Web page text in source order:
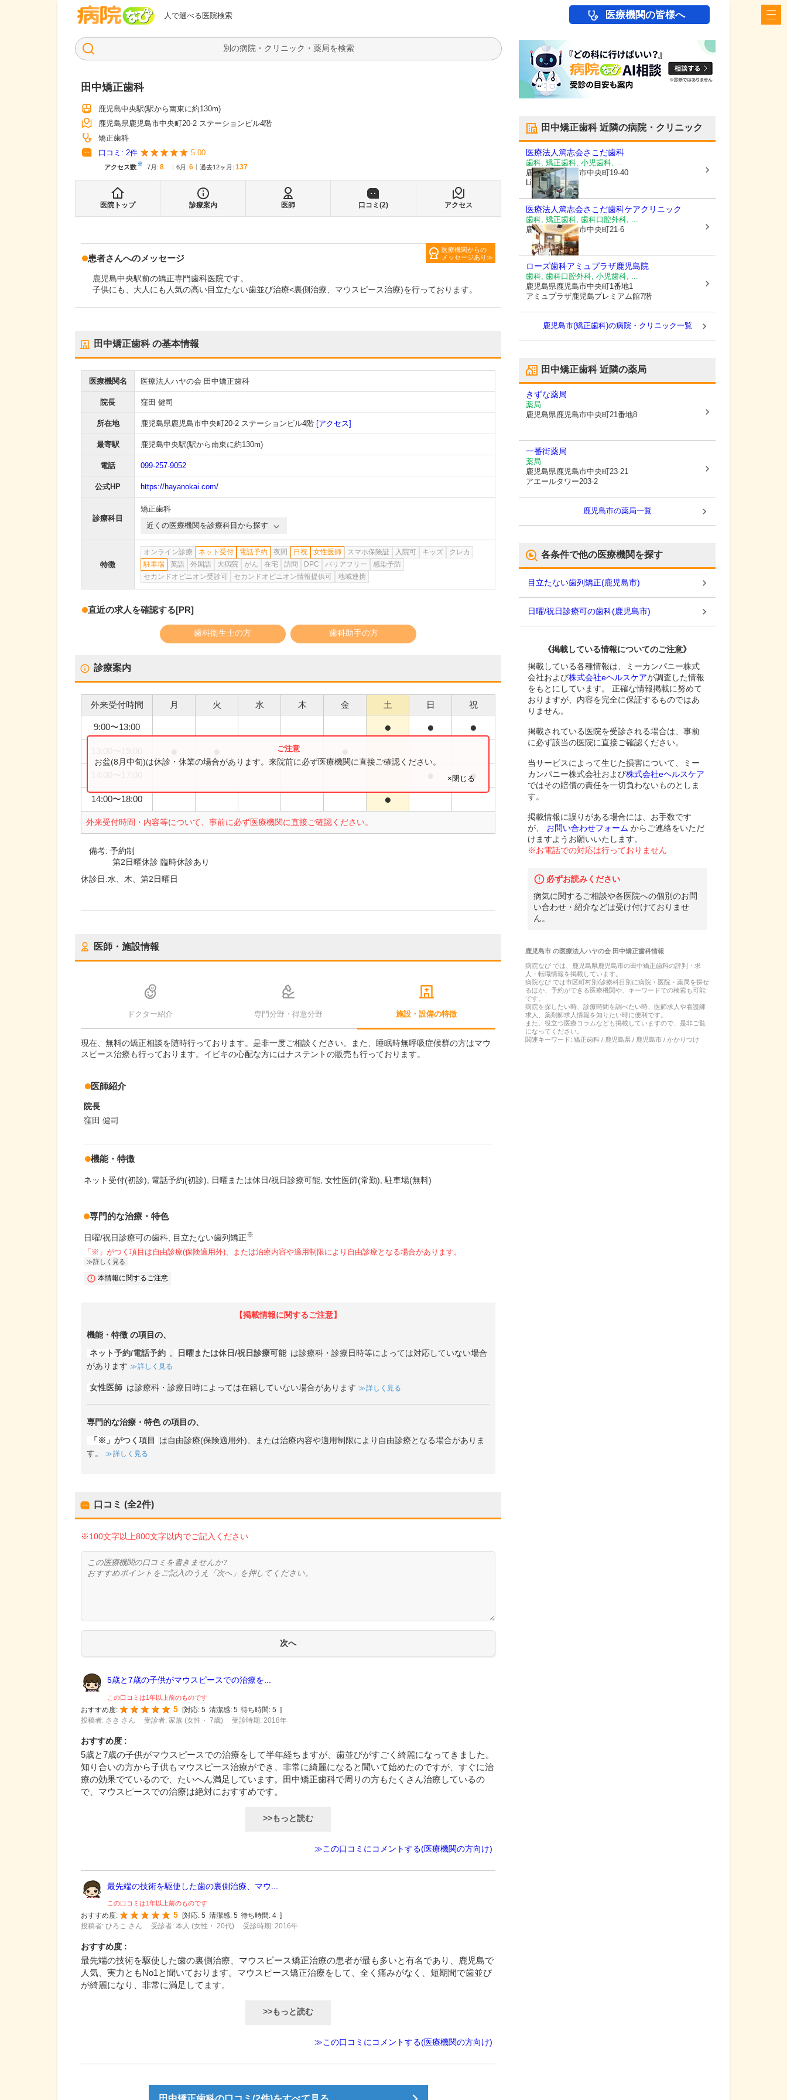
人で選べる医院検索
病院なび 医療機関の皆様へ
検索
田中矯正歯科
鹿児島中央駅(駅から南東に約130m)
鹿児島県鹿児島市中央町20-2 ステーションビル4階
矯正歯科
口コミ: 2件 5.00
アクセス数※ 7月 : 8 6月 : 6 過去12ヶ月: 137
医院トップ 診療案内 医師 口コミ(2) アクセス
医療機関からの
メッセージあり
患者さんへのメッセージ
鹿児島中央駅前の矯正専門歯科医院です。
子供にも、大人にも人気の高い目立たない歯並び治療<裏側治療、マウスピース治療)を行っております。
田中矯正歯科の基本情報
医療機関名 医療法人ハヤの会 田中矯正歯科
院長 窪田 健司
所在地 鹿児島県鹿児島市中央町20-2 ステーションビル4階 [アクセス]
最寄駅 鹿児島中央駅(駅から南東に約130m)
電話 099-257-9052
公式HP https://hayanokai.com/
診療科目
矯正歯科
近くの医療機関を診療科目から探す
特徴
オンライン診療 ネット受付 電話予約 夜間 日祝 女性医師 スマホ保険証 入院可 キッズ
クレカ
駐車場
英語 外国語 大病院 がん 在宅 訪問 DPC バリアフリー
感染予防
セカンドオピニオン受診可
セカンドオピニオン情報提供可 地域連携
直近の求人を確認する[PR]
歯科衛生士の方 歯科助手の方
診療案内
外来受付時間 月 火 水 木 金 土 日 祝
9:00〜13:00 ● ● ●
●
14:00〜18:00 ●
外来受付時間・内容等について、事前に必ず医療機関に直接ご確認ください。
お盆(8月中旬)は休診・休業の場合があります。来院前に必ず医療機関に直接ご確認ください。
×閉じる
備考:予約制
第2日曜休診 臨時休診あり
休診日:水、木、第2日曜日
医師・施設情報
ドクター紹介 専門分野・得意分野 施設・設備の特徴
現在、無料の矯正相談を随時行っております。是非一度ご相談ください。また、睡眠時無呼吸症候群の方はマウ
スピース治療も行っております。イビキの心配な方にはナステントの販売も行っております。
医師紹介
院長
窪田 健司
機能・特徴
ネット受付(初診) 電話予約(初診) 日曜または休日/祝日診療可能 女性医師(常勤) 駐車場(無料)
専門的な治療・特色
日曜/祝日診療可の歯科 目立たない歯列矯正※
「※」がつく項目は自由診療(保険適用外)、または治療内容や適用制限により自由診療となる場合があります。
詳しく見る
本情報に関するご注意
【掲載情報に関するご注意】
機能・特徴 の項目の、
ネット予約/電話予約 , 日曜または休日/祝日診療可能 は診療科・診療日時等によっては対応していない場合
があります
詳しく見る
女性医師 は診療科・診療日時によっては在籍していない場合があります 詳しく見る
専門的な治療・特色の項目の、
「※」がつく項目
は自由診療(保険適用外)、または治療内容や適用制限により自由診療となる場合がありま
す。
詳しく見る
口コミ (全2件)
※100文字以上800文字以内でご記入ください
5歳と7歳の子供がマウスピースでの治療を...
この口コミは1年以上前のものです
おすすめ度:
5 [対応: 5 清潔感: 5 待ち時間: 5 ]
投稿者: さき さん
受診者: 家族 (女性・ 7歳) 受診時期: 2018年
おすすめ度 :
5歳と7歳の子供がマウスピースでの治療をして半年経ちますが、歯並びがすごく綺麗になってきました。
知り合いの方から子供もマウスピース治療ができ、非常に綺麗になると聞いて始めたのですが、すぐに治
療の効果でているので、たいへん満足しています。田中矯正歯科で周りの方もたくさん治療しているの
で、マウスピースでの治療は絶対におすすめです。
>>もっと読む
≫この口コミにコメントする(医療機関の方向け)
最先端の技術を駆使した歯の裏側治療、マウ...
この口コミは1年以上前のものです
おすすめ度:
5 [対応: 5 清潔感: 5 待ち時間: 4 ]
投稿者: ひろこ さん
受診者: 本人 (女性・ 20代) 受診時期: 2016年
おすすめ度 :
最先端の技術を駆使した歯の裏側治療、マウスピース矯正治療の患者が最も多いと有名であり、鹿児島で
人気、実力ともNo1と聞いております。マウスピース矯正治療をして、全く痛みがなく、短期間で歯並び
が綺麗になり、非常に満足してます。
>>もっと読む
≫この口コミにコメントする(医療機関の方向け)
田中矯正歯科近隣の病院・クリニック
医療法人篤志会さこだ歯科
歯科, 矯正歯科, 小児歯科, ...
鹿児島県鹿児島市中央町19-40
Li-Ka1920 6F
医療法人篤志会さこだ歯科ケアクリニック
歯科, 矯正歯科, 歯科口腔外科, ...
鹿児島県鹿児島市中央町21-6
ローズ歯科アミュプラザ鹿児島院
歯科, 歯科口腔外科, 小児歯科, ...
鹿児島県鹿児島市中央町1番地1
アミュプラザ鹿児島プレミアム館7階
鹿児島市(矯正歯科)の病院・クリニック一覧
田中矯正歯科近隣の薬局
きずな薬局
薬局
鹿児島県鹿児島市中央町21番地8
一番街薬局
薬局
鹿児島県鹿児島市中央町23-21
アエールタワー203-2
鹿児島市の薬局一覧
各条件で他の医療機関を探す
目立たない歯列矯正(鹿児島市)
日曜/祝日診療可の歯科(鹿児島市)
《掲載している情報についてのご注意》
掲載している各種情報は、ミーカンパニー株式
会社および株式会社eヘルスケアが調査した情報
をもとにしています。 正確な情報掲載に努めて
おりますが、内容を完全に保証するものではあ
りません。
掲載されている医院を受診される場合は、事前
に必ず該当の医院に直接ご確認ください。
当サービスによって生じた損害について、ミー
カンパニー株式会社および株式会社eヘルスケア
ではその賠償の責任を一切負わないものとしま
す。
掲載情報に誤りがある場合には、お手数です
が、
お問い合わせフォーム からご連絡をいただ
けますようお願いいたします。
※お電話での対応は行っておりません
必ずお読みください
病気に関するご相談や各医院への個別のお問
い合わせ・紹介などは受け付けておりませ
ん。
鹿児島市の医療法人ハヤの会 田中矯正歯科情報
病院なび では、 鹿児島県鹿児島市の田中矯正歯科の評判・求
人・転職情報を掲載しています。
病院なび では市区町村別/診療科目別に病院・医院・薬局を探せ
るほか、予約ができる医療機関や、キーワードでの検索も可能
です。
病院を探したい時、診療時間を調べたい時、医師求人や看護師
求人、薬剤師求人情報を知りたい時に便利です。
また、役立つ医療コラムなども掲載していますので、是非ご覧
になってください。
関連キーワード: 矯正歯科 / 鹿児島県 / 鹿児島市 / かかりつけ